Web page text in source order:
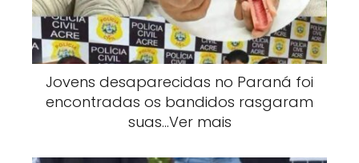
Jovens desaparecidas no Paraná foi
encontradas os bandidos rasgaram
suas…Ver mais